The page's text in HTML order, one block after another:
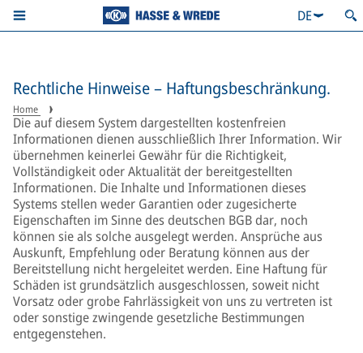
DE
Rechtliche Hinweise – Haftungsbeschränkung.
Home
Die auf diesem System dargestellten kostenfreien
Informationen dienen ausschließlich Ihrer Information. Wir
übernehmen keinerlei Gewähr für die Richtigkeit,
Vollständigkeit oder Aktualität der bereitgestellten
Informationen. Die Inhalte und Informationen dieses
Systems stellen weder Garantien oder zugesicherte
Eigenschaften im Sinne des deutschen BGB dar, noch
können sie als solche ausgelegt werden. Ansprüche aus
Auskunft, Empfehlung oder Beratung können aus der
Bereitstellung nicht hergeleitet werden. Eine Haftung für
Schäden ist grundsätzlich ausgeschlossen, soweit nicht
Vorsatz oder grobe Fahrlässigkeit von uns zu vertreten ist
oder sonstige zwingende gesetzliche Bestimmungen
entgegenstehen.